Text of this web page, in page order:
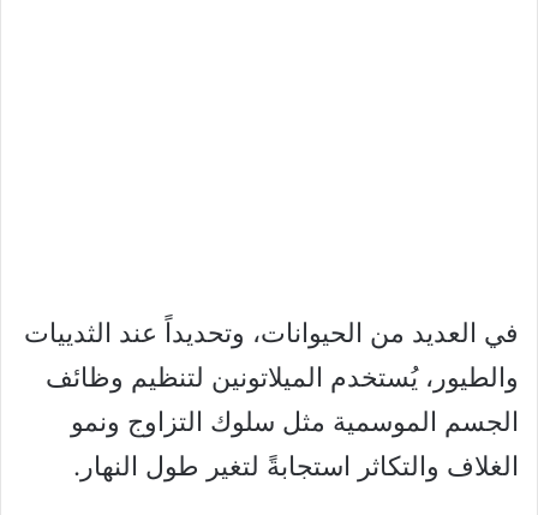
في العديد من الحيوانات، وتحديداً عند الثدييات
والطيور، يُستخدم الميلاتونين لتنظيم وظائف
الجسم الموسمية مثل سلوك التزاوج ونمو
الغلاف والتكاثر استجابةً لتغير طول النهار.